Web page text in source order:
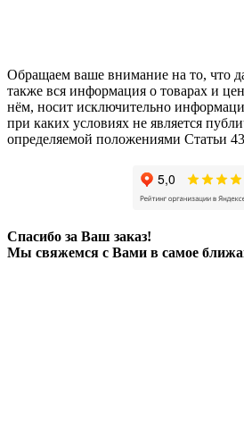
Обращаем ваше внимание на то, что
также вся информация о товарах и
нём, носит исключительно
при каких условиях не является
определяемой положениями Статьи
Спасибо за Ваш заказ!
Мы свяжемся с Вами в самое